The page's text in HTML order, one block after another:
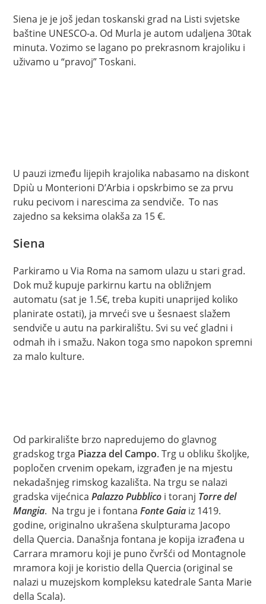
Siena je je još jedan toskanski grad na Listi svjetske
baštine UNESCO-a. Od Murla je autom udaljena 30tak
minuta. Vozimo se lagano po prekrasnom krajoliku i
uživamo u “pravoj” Toskani.
U pauzi između lijepih krajolika nabasamo na diskont
Dpiù u Monterioni D’Arbia i opskrbimo se za prvu
ruku pecivom i narescima za sendviče. To nas
zajedno sa keksima olakša za 15 €.
Siena
Parkiramo u Via Roma na samom ulazu u stari grad.
Dok muž kupuje parkirnu kartu na obližnjem
automatu (sat je 1.5€, treba kupiti unaprijed koliko
planirate ostati), ja mrveći sve u šesnaest slažem
sendviče u autu na parkiralištu. Svi su već gladni i
odmah ih i smažu. Nakon toga smo napokon spremni
za malo kulture.
Od parkiralište brzo napredujemo do glavnog
gradskog trga Piazza del Campo. Trg u obliku školjke,
popločen crvenim opekam, izgrađen je na mjestu
nekadašnjeg rimskog kazališta. Na trgu se nalazi
gradska vijećnicaPalazzo Pubblico i toranj Torre del
Mangia. Na trgu je i fontanaFonte Gaia iz 1419.
godine, originalno ukrašena skulpturama Jacopo
della Quercia. Današnja fontana je kopija izrađena u
Carrara mramoru koji je puno čvršći od Montagnole
mramora koji je koristio della Quercia (original se
nalazi u muzejskom kompleksu katedrale Santa Marie
della Scala).